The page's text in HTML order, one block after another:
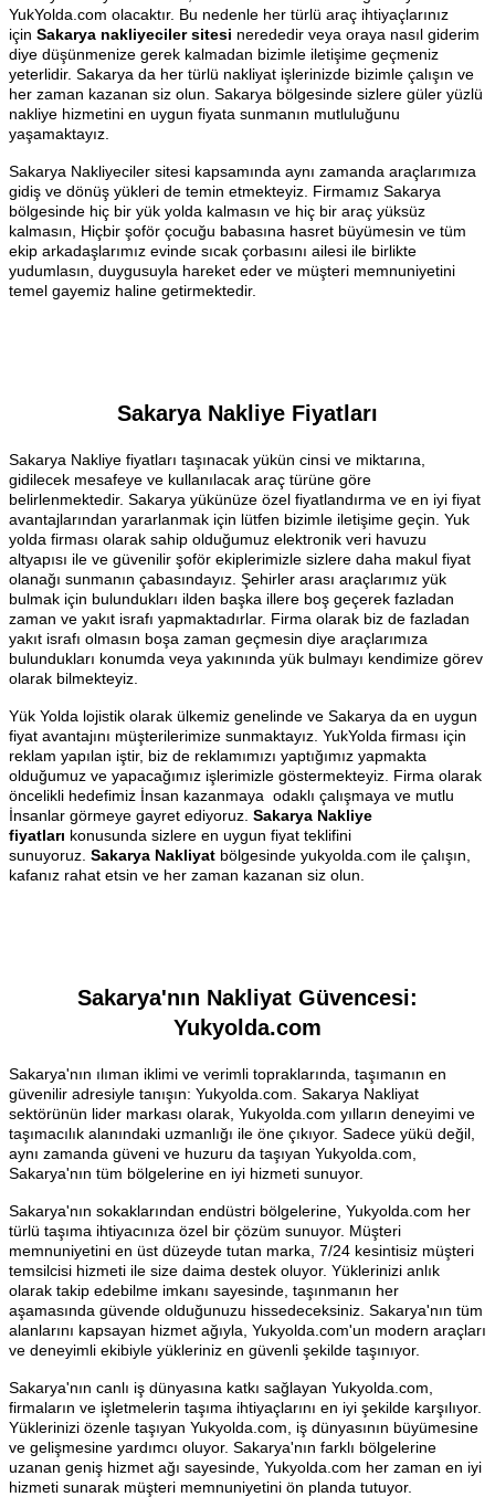
YukYolda.com olacaktır. Bu nedenle her türlü araç ihtiyaçlarınız
için Sakarya nakliyeciler sitesi nerededir veya oraya nasıl giderim
diye düşünmenize gerek kalmadan bizimle iletişime geçmeniz
yeterlidir. Sakarya da her türlü nakliyat işlerinizde bizimle çalışın ve
her zaman kazanan siz olun. Sakarya bölgesinde sizlere güler yüzlü
nakliye hizmetini en uygun fiyata sunmanın mutluluğunu
yaşamaktayız.
Sakarya Nakliyeciler sitesi kapsamında aynı zamanda araçlarımıza
gidiş ve dönüş yükleri de temin etmekteyiz. Firmamız Sakarya
bölgesinde hiç bir yük yolda kalmasın ve hiç bir araç yüksüz
kalmasın, Hiçbir şoför çocuğu babasına hasret büyümesin ve tüm
ekip arkadaşlarımız evinde sıcak çorbasını ailesi ile birlikte
yudumlasın, duygusuyla hareket eder ve müşteri memnuniyetini
temel gayemiz haline getirmektedir.
Sakarya Nakliye Fiyatları
Sakarya Nakliye fiyatları taşınacak yükün cinsi ve miktarına,
gidilecek mesafeye ve kullanılacak araç türüne göre
belirlenmektedir. Sakarya yükünüze özel fiyatlandırma ve en iyi fiyat
avantajlarından yararlanmak için lütfen bizimle iletişime geçin. Yuk
yolda firması olarak sahip olduğumuz elektronik veri havuzu
altyapısı ile ve güvenilir şoför ekiplerimizle sizlere daha makul fiyat
olanağı sunmanın çabasındayız. Şehirler arası araçlarımız yük
bulmak için bulundukları ilden başka illere boş geçerek fazladan
zaman ve yakıt israfı yapmaktadırlar. Firma olarak biz de fazladan
yakıt israfı olmasın boşa zaman geçmesin diye araçlarımıza
bulundukları konumda veya yakınında yük bulmayı kendimize görev
olarak bilmekteyiz.
Yük Yolda lojistik olarak ülkemiz genelinde ve Sakarya da en uygun
fiyat avantajını müşterilerimize sunmaktayız. YukYolda firması için
reklam yapılan iştir, biz de reklamımızı yaptığımız yapmakta
olduğumuz ve yapacağımız işlerimizle göstermekteyiz. Firma olarak
öncelikli hedefimiz İnsan kazanmaya odaklı çalışmaya ve mutlu
İnsanlar görmeye gayret ediyoruz. Sakarya Nakliye
fiyatları konusunda sizlere en uygun fiyat teklifini
sunuyoruz. Sakarya Nakliyat bölgesinde yukyolda.com ile çalışın,
kafanız rahat etsin ve her zaman kazanan siz olun.
Sakarya'nın Nakliyat Güvencesi:
Yukyolda.com
Sakarya'nın ılıman iklimi ve verimli topraklarında, taşımanın en
güvenilir adresiyle tanışın: Yukyolda.com. Sakarya Nakliyat
sektörünün lider markası olarak, Yukyolda.com yılların deneyimi ve
taşımacılık alanındaki uzmanlığı ile öne çıkıyor. Sadece yükü değil,
aynı zamanda güveni ve huzuru da taşıyan Yukyolda.com,
Sakarya'nın tüm bölgelerine en iyi hizmeti sunuyor.
Sakarya'nın sokaklarından endüstri bölgelerine, Yukyolda.com her
türlü taşıma ihtiyacınıza özel bir çözüm sunuyor. Müşteri
memnuniyetini en üst düzeyde tutan marka, 7/24 kesintisiz müşteri
temsilcisi hizmeti ile size daima destek oluyor. Yüklerinizi anlık
olarak takip edebilme imkanı sayesinde, taşınmanın her
aşamasında güvende olduğunuzu hissedeceksiniz. Sakarya'nın tüm
alanlarını kapsayan hizmet ağıyla, Yukyolda.com'un modern araçları
ve deneyimli ekibiyle yükleriniz en güvenli şekilde taşınıyor.
Sakarya'nın canlı iş dünyasına katkı sağlayan Yukyolda.com,
firmaların ve işletmelerin taşıma ihtiyaçlarını en iyi şekilde karşılıyor.
Yüklerinizi özenle taşıyan Yukyolda.com, iş dünyasının büyümesine
ve gelişmesine yardımcı oluyor. Sakarya'nın farklı bölgelerine
uzanan geniş hizmet ağı sayesinde, Yukyolda.com her zaman en iyi
hizmeti sunarak müşteri memnuniyetini ön planda tutuyor.